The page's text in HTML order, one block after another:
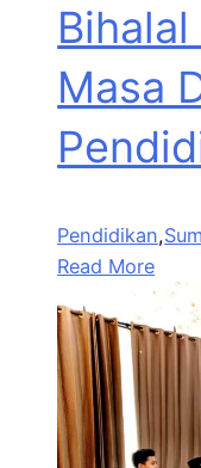
Masa
Pendidikan,
Read More